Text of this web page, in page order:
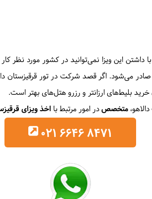
این ویزا نمی‌توانید در کشور مورد نظر
می‌شود. اگر قصد شرکت در تور قرقیزستان
بلیط‌های ارزانتر و رزرو هتل‌های بهتر است.
متخصصدر امور مرتبط با اخذ ویزای
021 6646 8471